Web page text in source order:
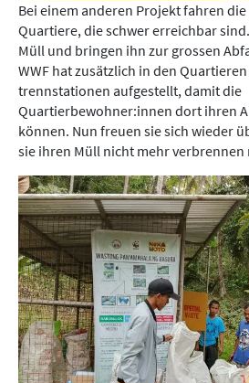
Bei einem anderen Projekt fahren
Quartiere, die schwer erreichbar
Müll und bringen ihn zur grossen
WWF hat zusätzlich in den
trennstationen aufgestellt, damit die
Quartierbewohner:innen dort ihren
können. Nun freuen sie sich wieder
sie ihren Müll nicht mehr verbrennen